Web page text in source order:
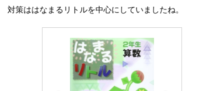
対策ははなまるリトルを中心にしていましたね。